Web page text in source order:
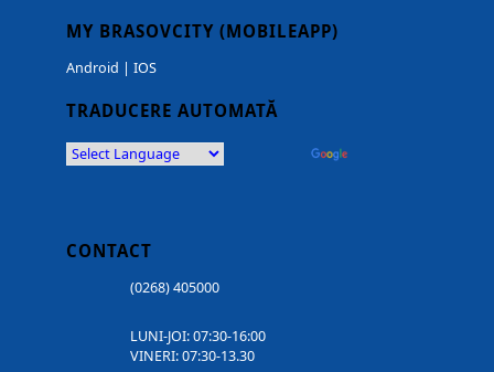
MY BRASOVCITY (MOBILEAPP)
Android | IOS
TRADUCERE AUTOMATĂ
CONTACT
(0268) 405000
LUNI-JOI: 07:30-16:00
VINERI: 07:30-13.30